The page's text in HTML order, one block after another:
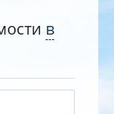
в